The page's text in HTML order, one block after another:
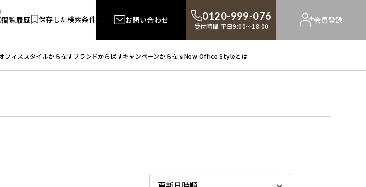
閲覧履歴 保存した検索条件 お問い合わせ 0120-999-076
受付時間 平日9:00～18:00
会員登録
フィススタイルから探すブランドから探すキャンペーンから探すNew Office Styleとは